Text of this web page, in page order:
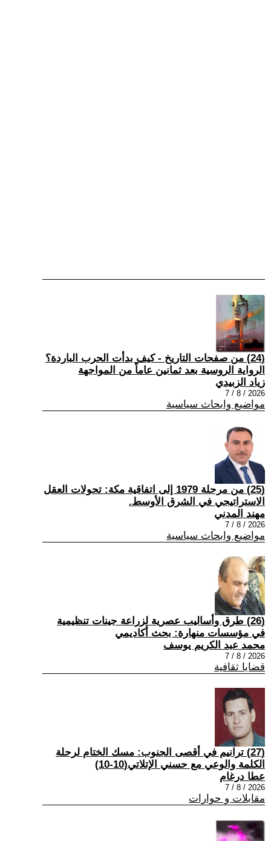
(24) من صفحات التاريخ - كيف بدأت الحرب الباردة؟
الرواية الروسية بعد ثمانين عاماً من المواجهة
زياد الزبيدي
2026 / 8 / 7
مواضيع وابحاث سياسية
(25) من مرحلة 1979 إلى اتفاقية مكة: تحولات العقل
الاستراتيجي في الشرق الأوسط.
مهند المدني
2026 / 8 / 7
مواضيع وابحاث سياسية
(26) طرق وأساليب عصرية لزراعة جينات تنظيمية
في مؤسسات منهارة: بحث أكاديمي
محمد عبد الكريم يوسف
2026 / 8 / 7
قضايا ثقافية
(27) ترانيم في أقصى الجنوب: مسك الختام لرحلة
الكلمة والوعي مع حسني الإتلاتي(10-10)
عطا درغام
2026 / 8 / 7
مقابلات و حوارات